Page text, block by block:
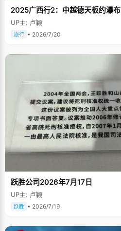
2025广西行2：中越德天板约瀑布
UP主: 卢颖
旅行 • 2026/7/20
跃胜公司2026年7月17日
UP主: 卢颖
跃胜 • 2026/7/19